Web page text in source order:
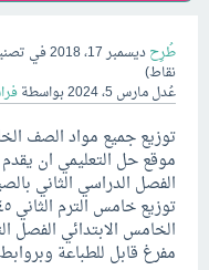
طُرِحديسمبر 17، 2018 في
نقاط)
عُدلمارس 5، 2024 بواسطة
موقع حل التعليمي ان
مفرغ قابل للطباعة